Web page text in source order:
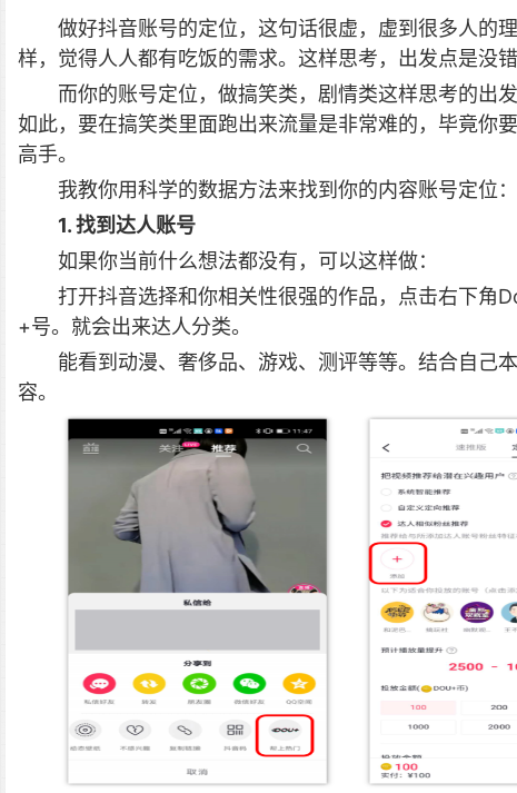
做好抖音账号的定位，这句话很虚，虚到很多人的
样，觉得人人都有吃饭的需求。这样思考，出发点是没错
而你的账号定位，做搞笑类，剧情类这样思考的出
如此，要在搞笑类里面跑出来流量是非常难的，毕竟你
高手。
我教你用科学的数据方法来找到你的内容账号定位：
1. 找到达人账号
如果你当前什么想法都没有，可以这样做：
打开抖音选择和你相关性很强的作品，点击右下角
+号。就会出来达人分类。
能看到动漫、奢侈品、游戏、测评等等。结合自己
容。